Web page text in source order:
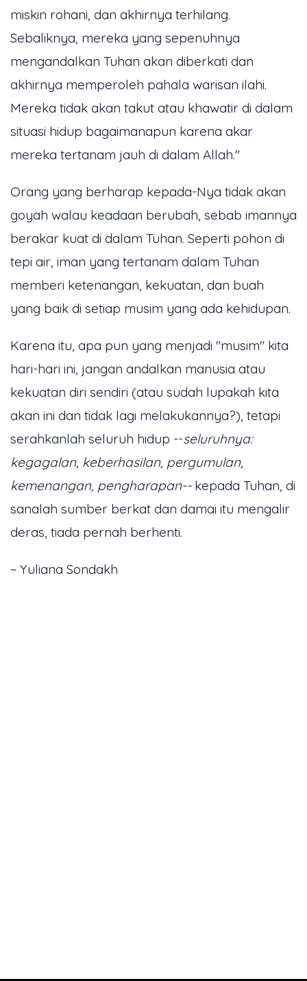
miskin rohani, dan akhirnya terhilang.
Sebaliknya, mereka yang sepenuhnya
mengandalkan Tuhan akan diberkati dan
akhirnya memperoleh pahala warisan ilahi.
Mereka tidak akan takut atau khawatir di dalam
situasi hidup bagaimanapun karena akar
mereka tertanam jauh di dalam Allah."
Orang yang berharap kepada-Nya tidak akan
goyah walau keadaan berubah, sebab imannya
berakar kuat di dalam Tuhan. Seperti pohon di
tepi air, iman yang tertanam dalam Tuhan
memberi ketenangan, kekuatan, dan buah
yang baik di setiap musim yang ada kehidupan.
Karena itu, apa pun yang menjadi "musim" kita
hari-hari ini, jangan andalkan manusia atau
kekuatan diri sendiri (atau sudah lupakah kita
akan ini dan tidak lagi melakukannya?), tetapi
serahkanlah seluruh hidup --seluruhnya:
kegagalan, keberhasilan, pergumulan,
kemenangan, pengharapan--kepada Tuhan, di
sanalah sumber berkat dan damai itu mengalir
deras, tiada pernah berhenti.
~ Yuliana Sondakh